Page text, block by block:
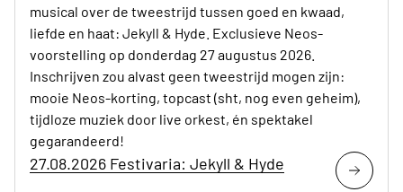
musical over de tweestrijd tussen goed en kwaad,
liefde en haat: Jekyll & Hyde. Exclusieve Neos-
voorstelling op donderdag 27 augustus 2026.
Inschrijven zou alvast geen tweestrijd mogen zijn:
mooie Neos-korting, topcast (sht, nog even geheim),
tijdloze muziek door live orkest, én spektakel
gegarandeerd!
27.08.2026 Festivaria: Jekyll & Hyde